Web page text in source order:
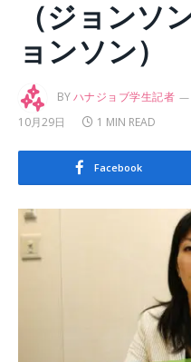
（ジョンソ
ョンソン）
BYハナジョブ学生記者
10月29日
1 MIN READ
Facebook